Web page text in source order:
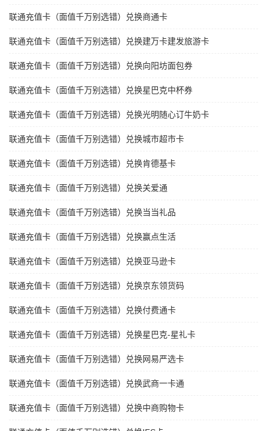
联通充值卡（面值千万别选错）兑换商通卡
联通充值卡（面值千万别选错）兑换建万卡建发旅游卡
联通充值卡（面值千万别选错）兑换向阳坊面包券
联通充值卡（面值千万别选错）兑换星巴克中杯券
联通充值卡（面值千万别选错）兑换光明随心订牛奶卡
联通充值卡（面值千万别选错）兑换城市超市卡
联通充值卡（面值千万别选错）兑换肯德基卡
联通充值卡（面值千万别选错）兑换关爱通
联通充值卡（面值千万别选错）兑换当当礼品
联通充值卡（面值千万别选错）兑换赢点生活
联通充值卡（面值千万别选错）兑换亚马逊卡
联通充值卡（面值千万别选错）兑换京东领货码
联通充值卡（面值千万别选错）兑换付费通卡
联通充值卡（面值千万别选错）兑换星巴克-星礼卡
联通充值卡（面值千万别选错）兑换网易严选卡
联通充值卡（面值千万别选错）兑换武商一卡通
联通充值卡（面值千万别选错）兑换中商购物卡